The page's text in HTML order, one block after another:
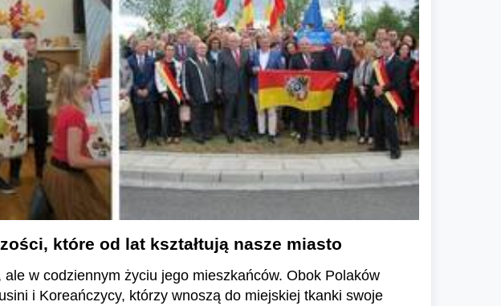
które od lat kształtują nasze miasto
w codziennym życiu jego mieszkańców. Obok Polaków
i Koreańczycy, którzy wnoszą do miejskiej tkanki swoje